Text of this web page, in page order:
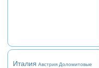
Италия Австрия Доломитовые